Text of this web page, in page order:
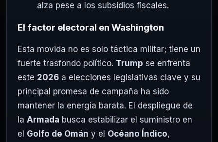
alza pese a los subsidios fiscales.
El factor electoral en Washington
Esta movida no es solo táctica militar; tiene un
fuerte trasfondo político. Trump se enfrenta
este 2026 a elecciones legislativas clave y su
principal promesa de campaña ha sido
mantener la energía barata. El despliegue de
la Armada busca estabilizar el suministro en
el Golfo de Omán y el Océano Índico,